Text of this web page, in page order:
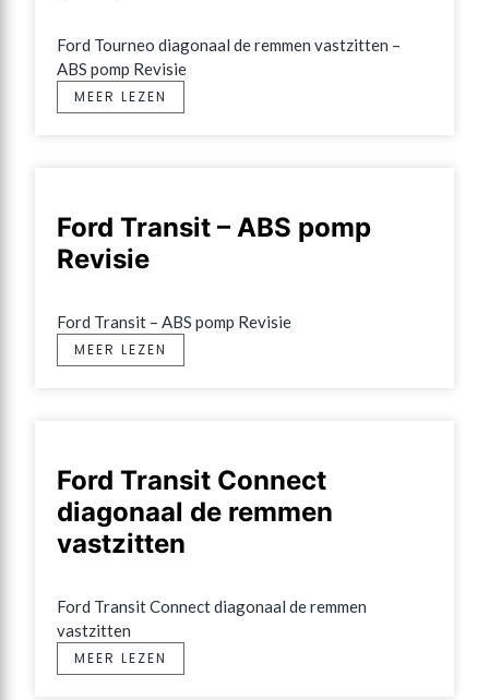
Ford Tourneo diagonaal de remmen vastzitten –
ABS pomp Revisie
MEER LEZEN
Ford Transit – ABS pomp
Revisie
Ford Transit – ABS pomp Revisie
MEER LEZEN
Ford Transit Connect
diagonaal de remmen
vastzitten
Ford Transit Connect diagonaal de remmen
vastzitten
MEER LEZEN